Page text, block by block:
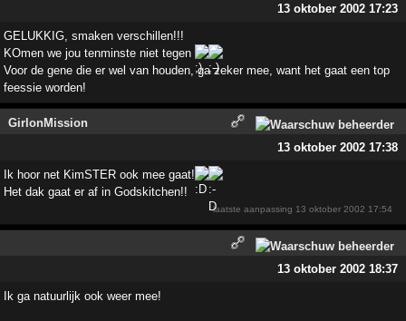
13 oktober 2002 17:23
GELUKKIG, smaken verschillen!!!
KOmen we jou tenminste niet tegen
Voor de gene die er wel van houden, ga zeker mee, want het gaat een top
feessie worden!
GirlonMission
13 oktober 2002 17:38
Ik hoor net KimSTER ook mee gaat!
Het dak gaat er af in Godskitchen!!
laatste aanpassing 13 oktober 2002 17:54
13 oktober 2002 18:37
Ik ga natuurlijk ook weer mee!